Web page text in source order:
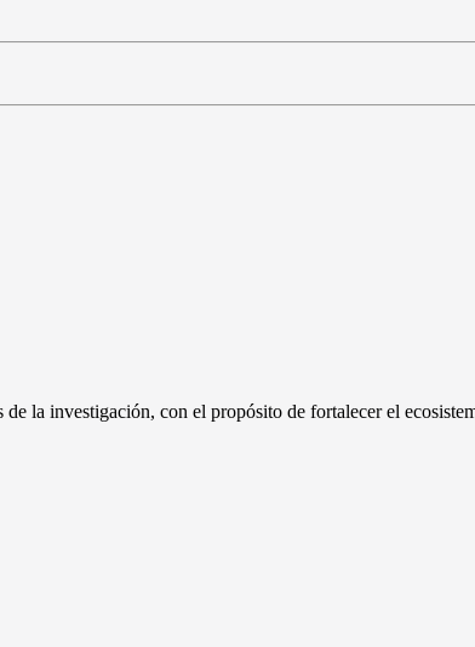
la investigación, con el propósito de fortalecer el